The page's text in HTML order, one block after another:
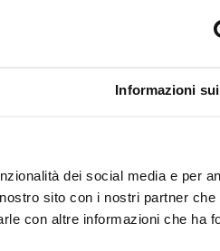
Informazioni
dei social media e per
sito con i nostri partner che
con altre informazioni che ha
, finalizzati all’analisi
piattaforma integratacon
privacy necessari.